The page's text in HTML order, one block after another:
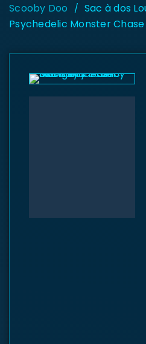
Scooby Doo / Sac à dos
Psychedelic Monster Chase